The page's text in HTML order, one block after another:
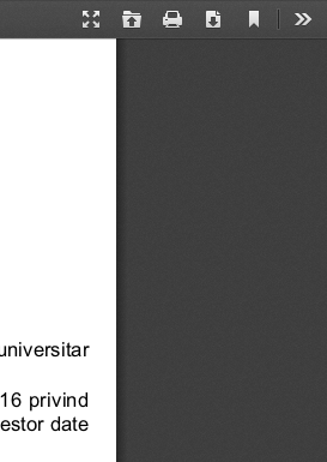
Presentation
Open Print Download
Current
r
privind
r date